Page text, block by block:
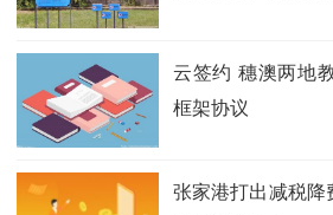
云签约 穗澳两地
框架协议
张家港打出减税降